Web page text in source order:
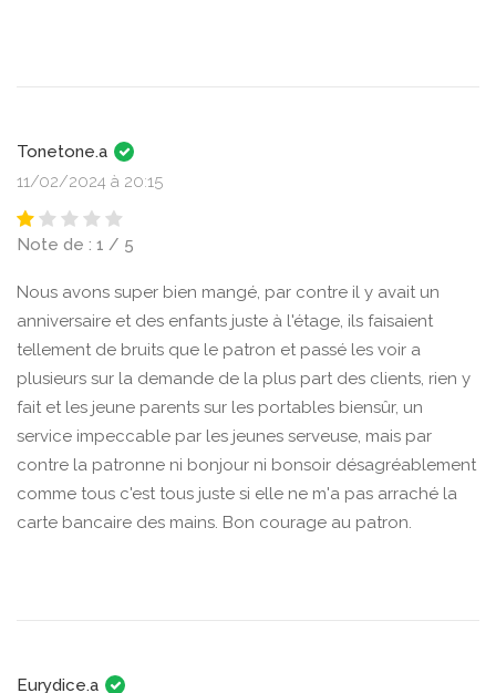
Tonetone.a
11/02/2024 à 20:15
Note de : 1 / 5
Nous avons super bien mangé, par contre il y avait un
anniversaire et des enfants juste à l'étage, ils faisaient
tellement de bruits que le patron et passé les voir a
plusieurs sur la demande de la plus part des clients, rien y
fait et les jeune parents sur les portables biensûr, un
service impeccable par les jeunes serveuse, mais par
contre la patronne ni bonjour ni bonsoir désagréablement
comme tous c'est tous juste si elle ne m'a pas arraché la
carte bancaire des mains. Bon courage au patron.
Eurydice.a